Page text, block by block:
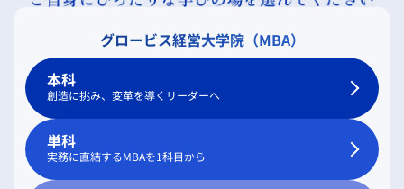
グロービス経営大学院（MBA）
本科
創造に挑み、変革を導くリーダーへ
単科
実務に直結するMBAを1科目から